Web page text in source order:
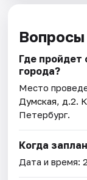
Где
города?
Место
Думская, д.2.
Петербург.
Когда
Дата и время: